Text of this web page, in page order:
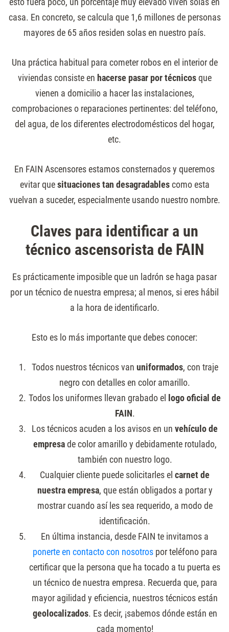
casa. En concreto, se calcula que 1,6 millones de personas
mayores de 65 años residen solas en nuestro país.
Una práctica habitual para cometer robos en el interior de
viviendas consiste en hacerse pasar por técnicosque
vienen a domicilio a hacer las instalaciones,
comprobaciones o reparaciones pertinentes: del teléfono,
del agua, de los diferentes electrodomésticos del hogar,
etc.
En FAIN Ascensores estamos consternados y queremos
evitar quesituaciones tan desagradablescomo esta
vuelvan a suceder, especialmente usando nuestro nombre.
Claves para identificar a un
técnico ascensorista de FAIN
Es prácticamente imposible que un ladrón se haga pasar
por un técnico de nuestra empresa; al menos, si eres hábil
a la hora de identificarlo.
Esto es lo más importante que debes conocer:
Todos nuestros técnicos van uniformados, con traje
negro con detalles en color amarillo.
Todos los uniformes llevan grabado el logo oficial de
FAIN.
Los técnicos acuden a los avisos en un vehículo de
empresade color amarillo y debidamente rotulado,
también con nuestro logo.
Cualquier cliente puede solicitarles el carnet de
nuestra empresa, que están obligados a portar y
mostrar cuando así les sea requerido, a modo de
identificación.
En última instancia, desde FAIN te invitamos a
ponerte en contacto con nosotrospor teléfono para
certificar que la persona que ha tocado a tu puerta es
un técnico de nuestra empresa. Recuerda que, para
mayor agilidad y eficiencia, nuestros técnicos están
geolocalizados. Es decir, ¡sabemos dónde están en
cada momento!